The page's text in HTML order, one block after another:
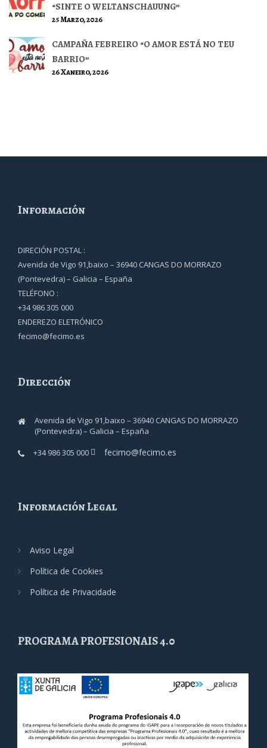
“SINTE O WELTANSCHAUUNG”
25 Marzo, 2026
CAMPAÑA FEBREIRO “O AMOR ESTÁ NO TEU
BARRIO”
26 Xaneiro, 2026
Información
DIRECIÓN POSTAL :
Avenida de Vigo 91,baixo – 36940 CANGAS DO MORRAZO
(Pontevedra) – Galicia – España
TELÉFONO :
+34 986 305 000
ENDEREZO ELETRÓNICO
fecimo@fecimo.es
Dirección
Avenida de Vigo 91,baixo – 36940 CANGAS DO MORRAZO
(Pontevedra) – Galicia – España
+34 986 305 000
fecimo@fecimo.es
Información Legal
Aviso Legal
Política de Cookies
Política de Privacidade
PROGRAMA PROFESIONAIS 4.0